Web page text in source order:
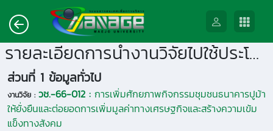
รายละเอียดการนำงานวิจัยไปใช้ประโยชน์
ส่วนที่ 1 ข้อมูลทั่วไป
งานวิจัย : วช.-66-012 : การเพิ่มศักยภาพกิจกรรมชุมชนธนาคารปูม้า
ให้ยั่งยืนและต่อยอดการเพิ่มมูลค่าทางเศรษฐกิจและสร้างความเข้ม
แข็งทางสังคม